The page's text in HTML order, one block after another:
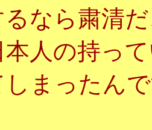
るなら粛清
本人の持っ
しまったん